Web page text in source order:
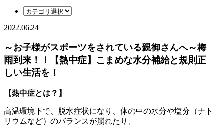
2022.06.24
～お子様がスポーツをされている親御さんへ～梅
雨到来！！【熱中症】こまめな水分補給と規則正
しい生活を！
【熱中症とは？ 】
高温環境下で、脱水症状になり、体の中の水分や塩分（ナト
リウムなど）のバランスが崩れたり、